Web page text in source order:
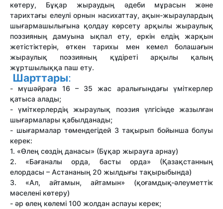
көтеру, Бұқар жыраудың әдеби мұрасын және
тарихтағы елеулі орнын насихаттау, ақын-жыраулардың
шығармашылығына қолдау көрсету арқылы жыраулық
поэзияның дамуына ықпал ету, еркін елдің жарқын
жетістіктерін, өткен тарихы мен кемел болашағын
жыраулық поэзияның құдіреті арқылы қалың
жұртшылыққа паш ету.
Шарттары:
- мүшәйраға 16 – 35 жас аралығындағы үміткерлер
қатыса алады;
- үміткерлердің жыраулық поэзия үлгісінде жазылған
шығармалары қабылданады;
- шығармалар төмендегідей 3 тақырып бойынша болуы
керек:
1. «Өлең сөздің данасы» (Бұқар жырауға арнау)
2. «Бағаналы орда, басты орда» (Қазақстанның
елордасы – Астананың 20 жылдығы тақырыбында)
3. «Ал, айтамын, айтамын» (қоғамдық-әлеуметтік
мәселені көтеру)
- әр өлең көлемі 100 жолдан аспауы керек;